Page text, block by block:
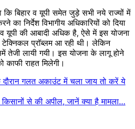
कि बिहार व यूपी समेत जुड़े सभी नये राज्यों में
निर्देश विभागीय अधिकारियों को दिया
यूपी की आबादी अधिक है, ऐसे में इस योजना
टेक्निकल प्रॉब्लम आ रही थी। लेकिन
तेजी लायी गयी। इस योजना के लागू होने
राहत मिलेगी।
गलत अकाउंट में चला जाय तो करें ये
से की अपील, जानें क्‍या है मामला…